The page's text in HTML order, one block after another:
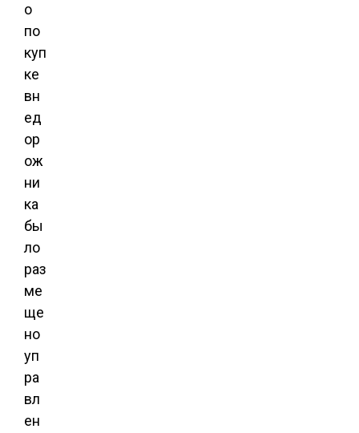
о
по
куп
ке
вн
ед
ор
ож
ни
ка
бы
ло
раз
ме
ще
но
уп
ра
вл
ен